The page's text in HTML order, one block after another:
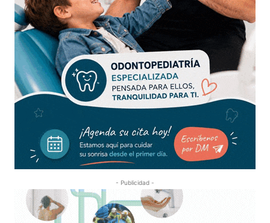
- Publicidad -